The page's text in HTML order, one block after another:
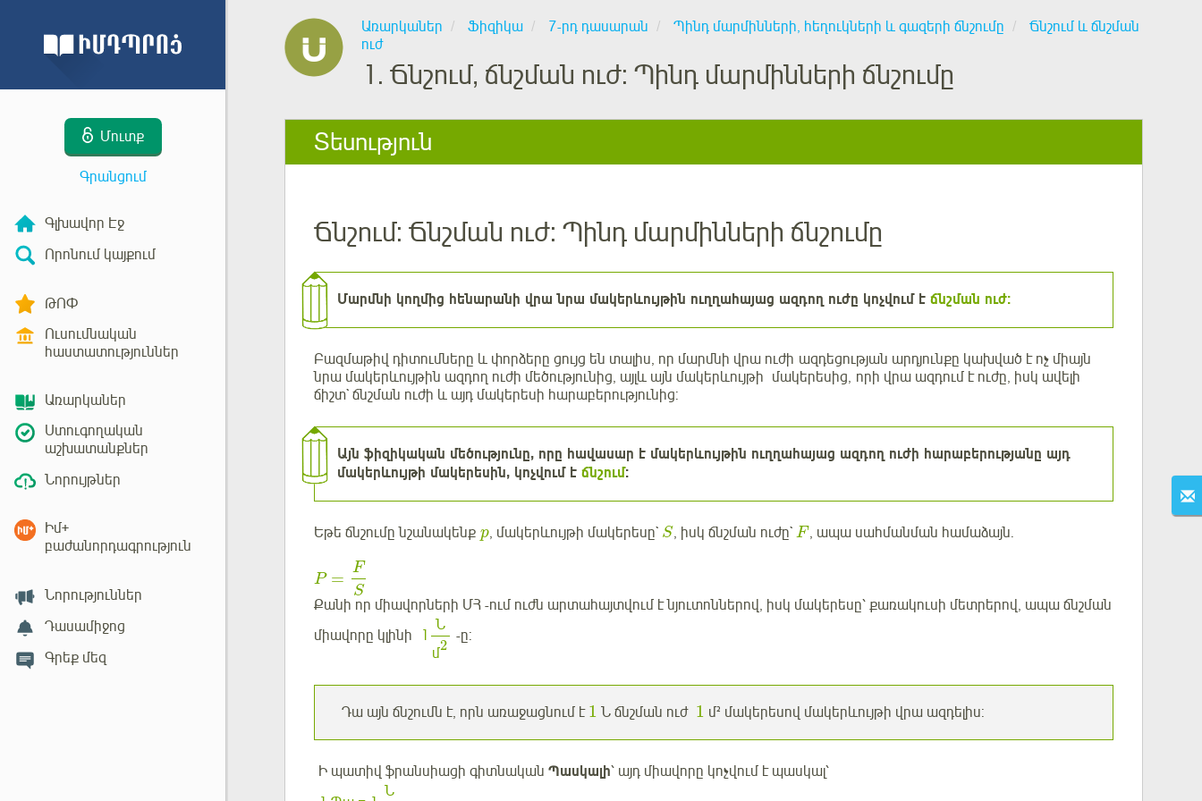
Մուտք
Գրանցում
Գլխավոր Էջ
Որոնում կայքում
ԹՈՓ
Ուսումնական
հաստատություններ
Առարկաներ
Ստուգողական
աշխատանքներ
Նորույթներ
Իմ+
բաժանորդագրություն
Նորություններ
Դասամիջոց
Գրեք մեզ
Առարկաներ Ֆիզիկա 7-րդ դասարան Պինդ մարմինների, հեղուկների և գազերի ճնշումը
Ճնշում և ճնշման
ուժ
1. Ճնշում, ճնշման ուժ: Պինդ մարմինների ճնշումը
Տեսություն
Ճնշում: Ճնշման ուժ: Պինդ մարմինների ճնշումը
Մարմնի կողմից հենարանի վրա նրա մակերևույթին ուղղահայաց ազդող ուժը կոչվում է ճնշման ուժ:
Բազմաթիվ դիտումները և փորձերը ցույց են տալիս, որ մարմնի վրա ուժի ազդեցության արդյունքը կախված է ոչ միայն
նրա մակերևույթին ազդող ուժի մեծությունից, այլև այն մակերևույթի մակերեսից, որի վրա ազդում է ուժը, իսկ ավելի
ճիշտ` ճնշման ուժի և այդ մակերեսի հարաբերությունից:
Այն ֆիզիկական մեծությունը, որը հավասար է մակերևույթին ուղղահայաց ազդող ուժի հարաբերությանը այդ
մակերևույթի մակերեսին, կոչվում է ճնշում:
Եթե ճնշումը նշանակենք p, մակերևույթի մակերեսը` S, իսկ ճնշման ուժը`F, ապա սահմանման համաձայն.
P =
F
S
Քանի որ միավորների ՄՀ -ում ուժն արտահայտվում է նյուտոններով, իսկ մակերեսը՝ քառակուսի մետրերով, ապա ճնշման
միավորը կլինի
1
Ն
մ2 -ը:
Դա այն ճնշումն է, որն առաջացնում է 1 Ն ճնշման ուժ 1 մ² մակերեսով մակերևույթի վրա ազդելիս:
Ի պատիվ ֆրանսիացի գիտնական Պասկալի՝ այդ միավորը կոչվում է պասկալ՝
Ն